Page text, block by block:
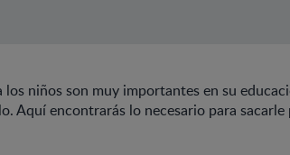
los niños son muy importantes en su
Aquí encontrarás lo necesario para